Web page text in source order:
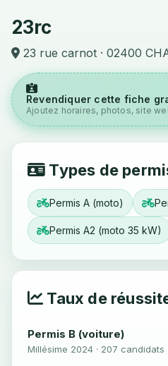
23rc
23 rue carnot · 02400
Revendiquer cette fiche
Ajoutez horaires, photos, site
Types de
Permis A (moto)
Permis A2 (moto 35 kW)
Taux de
Permis B (voiture)
Millésime 2024 · 207